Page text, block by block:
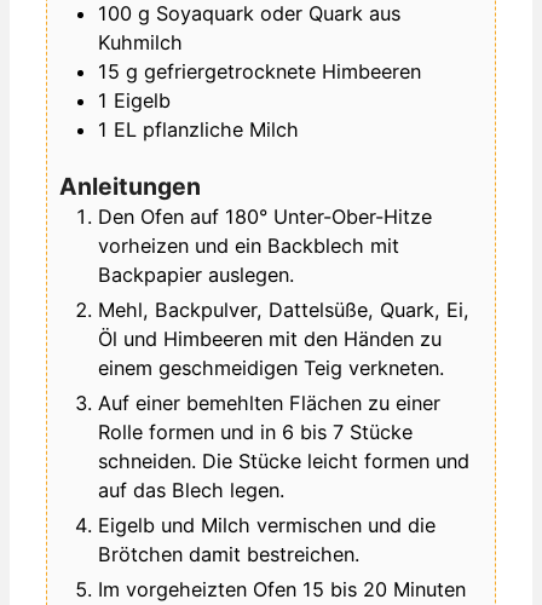
100 g Soyaquark oder Quark aus
Kuhmilch
15 g gefriergetrocknete Himbeeren
1 Eigelb
1 EL pflanzliche Milch
Anleitungen
Den Ofen auf 180° Unter-Ober-Hitze
vorheizen und ein Backblech mit
Backpapier auslegen.
Mehl, Backpulver, Dattelsüße, Quark, Ei,
Öl und Himbeeren mit den Händen zu
einem geschmeidigen Teig verkneten.
Auf einer bemehlten Flächen zu einer
Rolle formen und in 6 bis 7 Stücke
schneiden. Die Stücke leicht formen und
auf das Blech legen.
Eigelb und Milch vermischen und die
Brötchen damit bestreichen.
Im vorgeheizten Ofen 15 bis 20 Minuten